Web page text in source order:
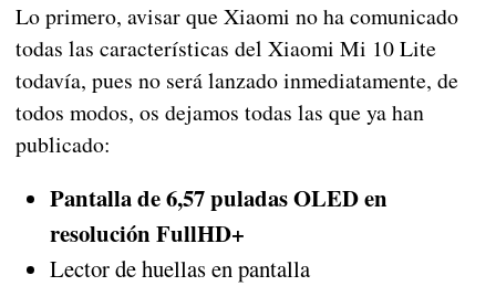
Lo primero, avisar que Xiaomi no ha comunicado
todas las características del Xiaomi Mi 10 Lite
todavía, pues no será lanzado inmediatamente, de
todos modos, os dejamos todas las que ya han
publicado:
Pantalla de 6,57 puladas OLED en
resolución FullHD+
Lector de huellas en pantalla